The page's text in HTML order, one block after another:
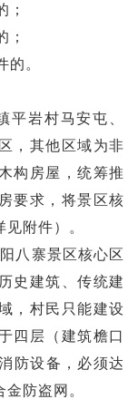
；
；
的。
平岩村马安屯、
， 其他区域为非
构房屋，统筹推
要求，将景区核
附件）。
八寨景区核心区
史建筑、传统建
， 村民 只能建设
四 层（建筑檐口
防设备，必须达
防盗网。